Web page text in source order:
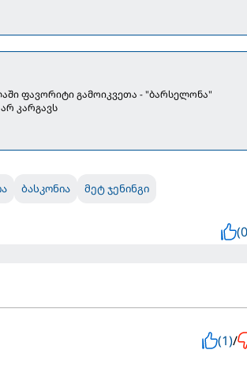
ფავორიტი გამოიკვეთა - "ბარსელონა"
კარგავს
ბასკონია მეტ ჯენინგი
(1)/